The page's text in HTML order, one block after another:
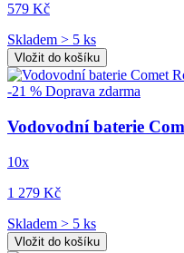
579 Kč
Skladem > 5 ks
Vložit do košíku
-21 % Doprava zdarma
Vodovodní baterie
10x
1 279 Kč
Skladem > 5 ks
Vložit do košíku